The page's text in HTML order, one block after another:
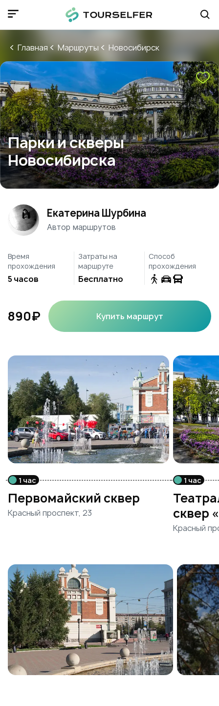
Главная Маршруты Новосибирск
Парки и скверы
Новосибирска
Екатерина Шурбина
Автор маршрутов
Время
прохождения
5 часов
Затраты на
маршруте
Бесплатно
Способ
прохождения
890₽ Купить маршрут
1 час
Первомайский сквер
Красный проспект, 23
1 час
сквер
Красный